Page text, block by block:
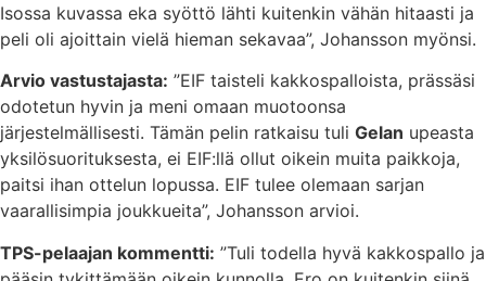
Isossa kuvassa eka syöttö lähti kuitenkin vähän hitaasti ja
peli oli ajoittain vielä hieman sekavaa”, Johansson myönsi.
Arvio vastustajasta: ”EIF taisteli kakkospalloista, prässäsi
odotetun hyvin ja meni omaan muotoonsa
järjestelmällisesti. Tämän pelin ratkaisu tuli Gelan upeasta
yksilösuorituksesta, ei EIF:llä ollut oikein muita paikkoja,
paitsi ihan ottelun lopussa. EIF tulee olemaan sarjan
vaarallisimpia joukkueita”, Johansson arvioi.
TPS-pelaajan kommentti: ”Tuli todella hyvä kakkospallo ja